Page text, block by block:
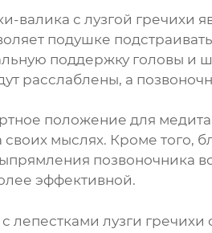
с лузгой гречихи
подушке
поддержку головы и
расслаблены, а
положение для
своих мыслях. Кроме того,
позвоночника
эффективной.